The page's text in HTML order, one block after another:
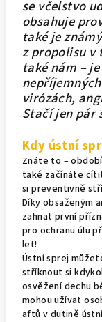
se včelstvo
obsahuje
také je
z propolisu v
také nám –
virózách,
Stačí jen pár
Kdy ústní
Znáte to –
také začínáte
si preventivně
Díky obsaženým
zahnat první
pro ochranu úlu
let!
Ústní sprej
stříknout si
osvěžení dechu
mohou užívat
aftů v dutině